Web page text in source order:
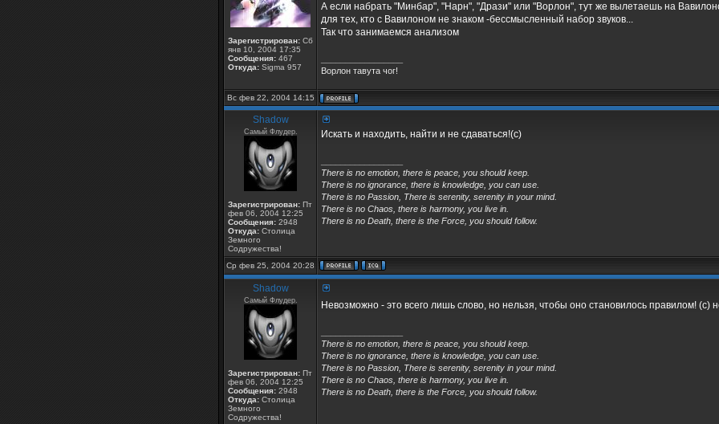
Зарегистрирован: Сб
янв 10, 2004 17:35
Сообщения: 467
Откуда: Sigma 957
А если набрать "Минбар", "Нарн", "Дрази" или "Ворлон", тут же вылетаешь на
для тех, кто с Вавилоном не знаком -бессмысленный набор звуков...
Так что занимаемся анализом
Ворлон тавута чог!
Вс фев 22, 2004 14:15
Shadow
Самый Флудер.
Зарегистрирован: Пт
фев 06, 2004 12:25
Сообщения: 2948
Откуда: Столица
Земного
Содружества!
Искать и находить, найти и не сдаваться!(с)
There is no emotion, there is peace, you should keep.
There is no ignorance, there is knowledge, you can use.
There is no Passion, There is serenity, serenity in your mind.
There is no Chaos, there is harmony, you live in.
There is no Death, there is the Force, you should follow.
Ср фев 25, 2004 20:28
Shadow
Самый Флудер.
Зарегистрирован: Пт
фев 06, 2004 12:25
Сообщения: 2948
Откуда: Столица
Земного
Содружества!
Невозможно - это всего лишь слово, но нельзя, чтобы оно становилось правилом! (с)
There is no emotion, there is peace, you should keep.
There is no ignorance, there is knowledge, you can use.
There is no Passion, There is serenity, serenity in your mind.
There is no Chaos, there is harmony, you live in.
There is no Death, there is the Force, you should follow.